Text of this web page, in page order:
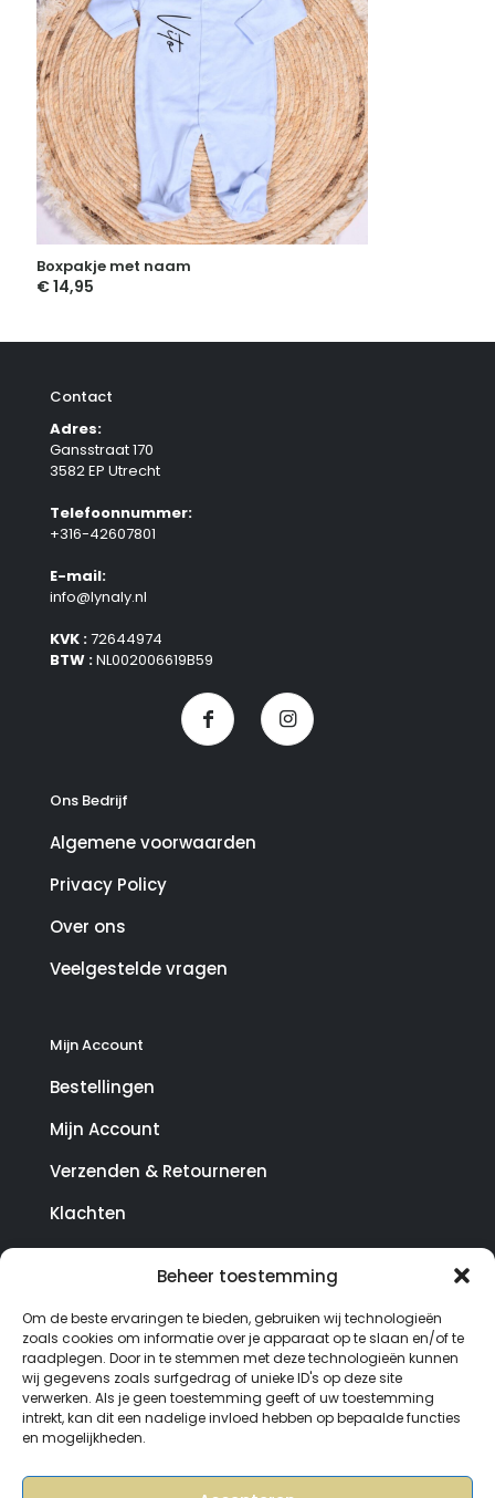
Beheer toestemming
Om de beste ervaringen te bieden, gebruiken wij technologieën
zoals cookies om informatie over je apparaat op te slaan en/of te
raadplegen. Door in te stemmen met deze technologieën kunnen
wij gegevens zoals surfgedrag of unieke ID's op deze site
verwerken. Als je geen toestemming geeft of uw toestemming
intrekt, kan dit een nadelige invloed hebben op bepaalde functies
en mogelijkheden.
Boxpakje met naam
€14,95
Contact
Adres:
Gansstraat 170
3582 EP Utrecht
Telefoonnummer:
+316-42607801
E-mail:
info@lynaly.nl
KVK :72644974
BTW :NL002006619B59
Ons Bedrijf
Algemene voorwaarden
Privacy Policy
Over ons
Veelgestelde vragen
Mijn Account
Bestellingen
Mijn Account
Verzenden & Retourneren
Klachten
© Copyright SterrenHosting 2021-2026 - In opdracht
van Lynaly.nl